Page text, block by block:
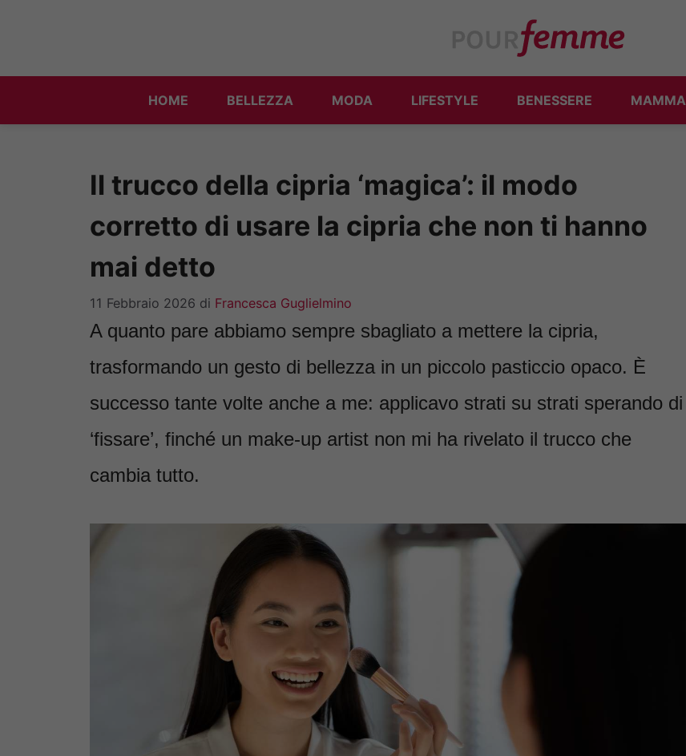
HOME BELLEZZA MODA LIFESTYLE BENESSERE MAMMA
Il trucco della cipria ‘magica’: il modo
corretto di usare la cipria che non ti hanno
mai detto
11 Febbraio 2026 di Francesca Guglielmino
A quanto pare abbiamo sempre sbagliato a mettere la cipria,
trasformando un gesto di bellezza in un piccolo pasticcio opaco. È
successo tante volte anche a me: applicavo strati su strati sperando di
‘fissare’, finché un make-up artist non mi ha rivelato il trucco che
cambia tutto.